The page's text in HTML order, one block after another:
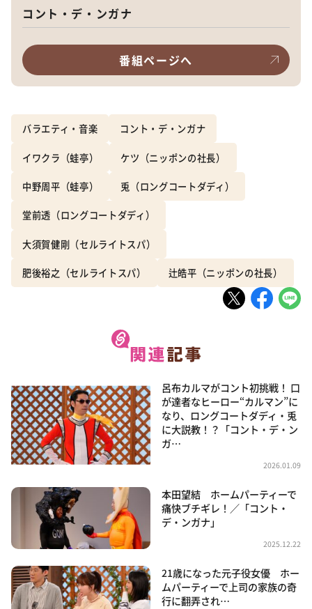
コント・デ・ンガナ
番組ページへ
バラエティ・音楽 コント・デ・ンガナ
イワクラ（蛙亭） ケツ（ニッポンの社長）
中野周平（蛙亭） 兎（ロングコートダディ）
堂前透（ロングコートダディ）
大須賀健剛（セルライトスパ）
肥後裕之（セルライトスパ） 辻皓平（ニッポンの社長）
呂布カルマがコント初挑戦！ 口
が達者なヒーロー“カルマン”に
なり、ロングコートダディ・兎
に大説教！？「コント・デ・ン
ガ…
2026.01.09
本田望結 ホームパーティーで
痛快ブチギレ！／「コント・
デ・ンガナ」
2025.12.22
21歳になった元子役女優 ホー
ムパーティーで上司の家族の奇
行に翻弄され…